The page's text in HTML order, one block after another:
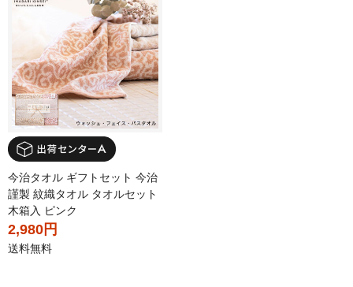
今治タオル ギフトセット 今治
謹製 紋織タオル タオルセット
木箱入 ピンク
2,980円
送料無料